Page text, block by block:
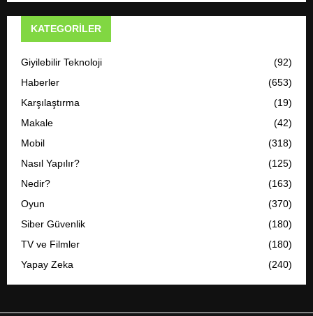
KATEGORILER
Giyilebilir Teknoloji
(92)
Haberler
(653)
Karşılaştırma
(19)
Makale
(42)
Mobil
(318)
Nasıl Yapılır?
(125)
Nedir?
(163)
Oyun
(370)
Siber Güvenlik
(180)
TV ve Filmler
(180)
Yapay Zeka
(240)